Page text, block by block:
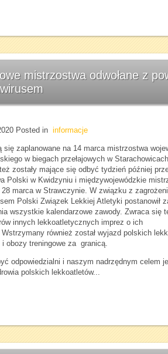
mistrzostwa odwołane z
Posted in informacje
się zaplanowane na 14 marca mistrzostwa
w biegach przełajowych w
zostały mające się odbyć tydzień później
Polski w Kwidzyniu i międzywojewódzkie
28 marca w Strawczynie. W związku z
Polski Związek Lekkiej Atletyki postanowił
wszystkie kalendarzowe zawody. Zwraca się
innych lekkoatletycznych imprez o ich
Wstrzymany również został wyjazd polskich
i obozy treningowe za granicą.
odpowiedzialni i naszym nadrzędnym celem
polskich lekkoatletów...